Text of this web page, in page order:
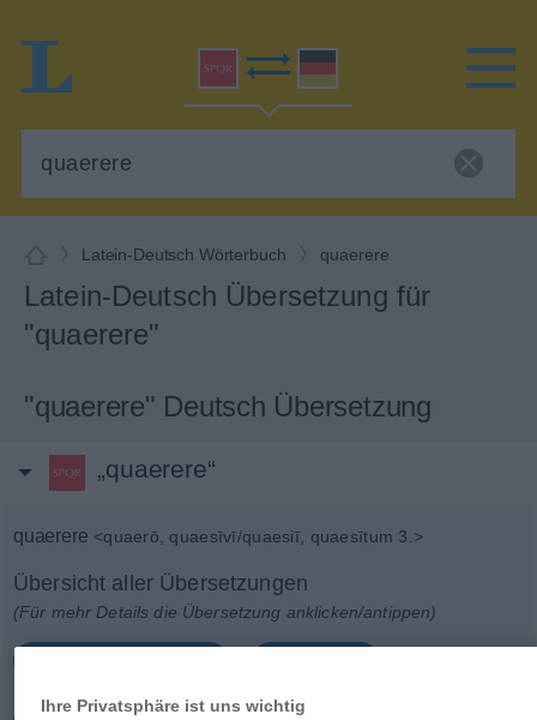
Latein-Deutsch Wörterbuch quaerere
Latein-Deutsch Übersetzung für
"quaerere"
"quaerere" Deutsch Übersetzung
„quaerere“
quaerere <quaerō , quaesīvī/quaesiī, quaesītum 3. >
Übersicht aller Übersetzungen
(Für mehr Details die Übersetzung anklicken/antippen)
Ihre Privatsphäre ist uns wichtig